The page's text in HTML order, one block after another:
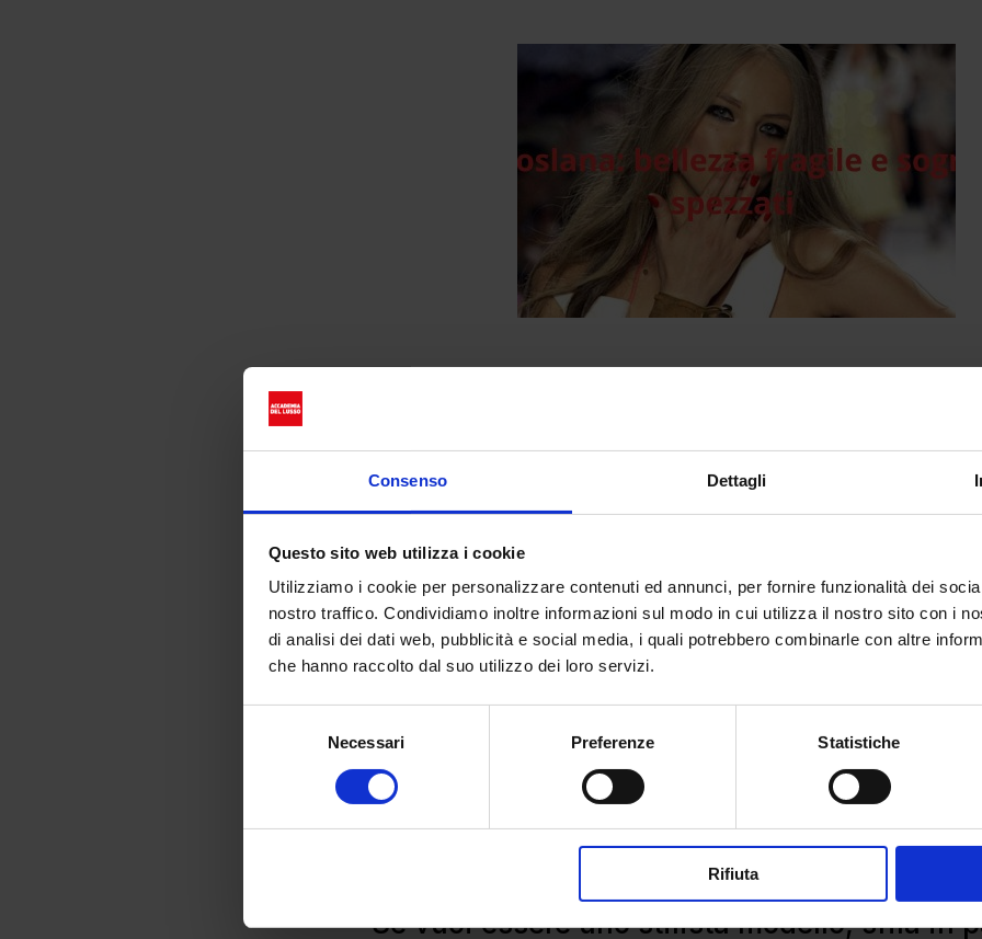
Consenso Dettagli
Questo sito web utilizza i cookie
Utilizziamo i cookie per personalizzare contenuti ed annunci, per fornire funzionalità dei
nostro traffico. Condividiamo inoltre informazioni sul modo in cui utilizza il nostro sito con i
di analisi dei dati web, pubblicità e social media, i quali potrebbero combinarle con altre
che hanno raccolto dal suo utilizzo dei loro servizi.
Necessari Preferenze Statistiche
Rifiuta
La parabola della “Rapunzel russa” tra moda,...
Se vuoi essere uno stilista modello, sfila in